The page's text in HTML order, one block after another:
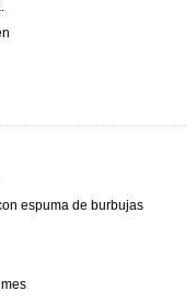
espuma de burbujas